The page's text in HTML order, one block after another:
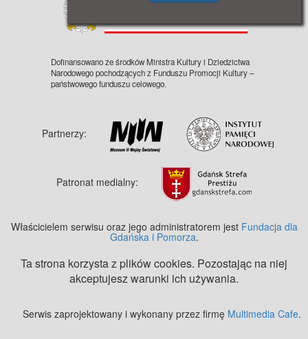
Dofinansowano ze środków Ministra Kultury i Dziedzictwa
Narodowego pochodzących z Funduszu Promocji Kultury –
państwowego funduszu celowego.
Partnerzy:
Patronat medialny:
Właścicielem serwisu oraz jego administratorem jest Fundacja dla
Gdańska i Pomorza.
Ta strona korzysta z plików cookies. Pozostając na niej
akceptujesz warunki ich używania.
Serwis zaprojektowany i wykonany przez firmę Multimedia Cafe.